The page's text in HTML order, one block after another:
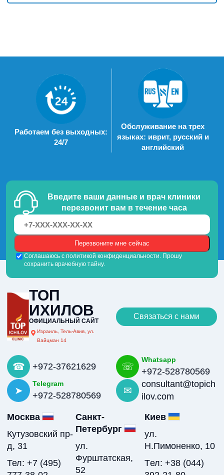
Работаем без выходных:
24/7
Обслуживание на трех
языках: иврит, русский и
английский
Введите ваши данные и врач клиники
перезвонит вам в течение часа
Соглашаюсь с политикой конфиденциальности. Прошу
сохранить врачебную тайну.
ТОП
ИХИЛОВ
ОФИЦИАЛЬНЫЙ САЙТ
Израиль, Тель-Авив, ул.
Вайцман 14
+972-37621629
Whatsapp
+972-528780569
Telegram
+972-528780569
consultant@topich
ilov.com
Связаться с нами
Москва
Кутузовский пр-
д, 31
Тел: +7 (495)
Санкт-
Петербург
ул.
Фурштатская,
52
Киев
ул.
Н.Пимоненко, 10
Tел: +38 (044)